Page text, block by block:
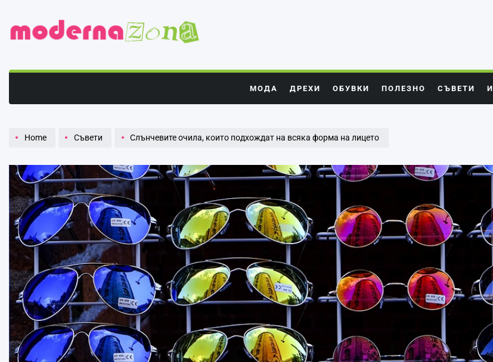
content
зона
МОДА ДРЕХИ ОБУВКИ ПОЛЕЗНО СЪВЕТИ
Home Съвети Слънчевите очила, които подхождат на всяка форма на лицето